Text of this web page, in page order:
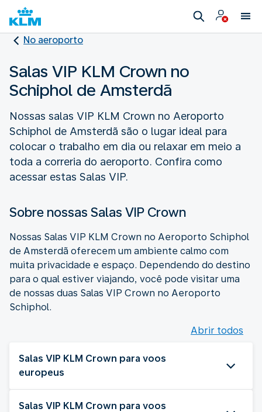
No aeroporto
Salas VIP KLM Crown no
Schiphol de Amsterdã
Nossas salas VIP KLM Crown no Aeroporto
Schiphol de Amsterdã são o lugar ideal para
colocar o trabalho em dia ou relaxar em meio a
toda a correria do aeroporto. Confira como
acessar estas Salas VIP.
Sobre nossas Salas VIP Crown
Nossas Salas VIP KLM Crown no Aeroporto Schiphol
de Amsterdã oferecem um ambiente calmo com
muita privacidade e espaço. Dependendo do destino
para o qual estiver viajando, você pode visitar uma
de nossas duas Salas VIP Crown no Aeroporto
Schiphol.
Abrir todos
Salas VIP KLM Crown para voos
europeus
Salas VIP KLM Crown para voos